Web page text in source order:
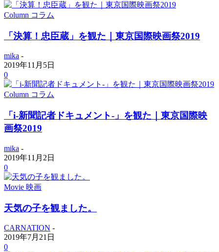
Column コラム
「決算！忠臣蔵」を観た｜東京国際映画祭2019
mika -
2019年11月5日
0
Column コラム
「i-新聞記者ドキュメント-」を観た｜東京国際映
画祭2019
mika -
2019年11月2日
0
Movie 映画
天気の子を観ました。
CARNATION -
2019年7月21日
0